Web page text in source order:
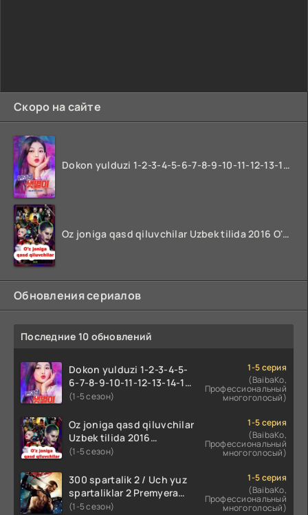
Скоро на сайте
Dokon yulduzi 1-2-3-4-5-6-7-8-9-10-11-12-13-14-15-16-17 Qism Uzbek tilida koreya seryali barcha qismlari o'zbek tilida
Oz joniga qasd qiluvchilar Uzbek tilida 2016 O'zbekcha tarjima kino 720p HD skachat
Обновления сериалов
Последние 10 обновлений
Dokon yulduzi 1-2-3-4-5-
6-7-8-9-10-11-12-13-14-15-
16-17 Qism Uzbek tilida
qismlari o'zbek tilida
(1-5 сезон)
1-5 серия
(BaibaKo,
Профессиональный
многоголосый)
Oz joniga qasd qiluvchilar
Uzbek tilida 2016
O'zbekcha tarjima kino
(1-5 сезон)
1-5 серия
(BaibaKo,
Профессиональный
многоголосый)
300 spartalik 2 / Uch yuz
spartaliklar 2 Premyera
Uzbek tilida 2013
(1-5 сезон)
1-5 серия
(BaibaKo,
Профессиональный
многоголосый)